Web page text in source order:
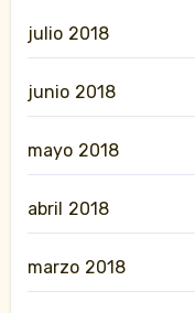
julio 2018
junio 2018
mayo 2018
abril 2018
marzo 2018